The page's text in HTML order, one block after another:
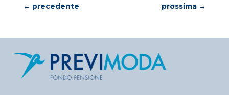
← precedente prossima →